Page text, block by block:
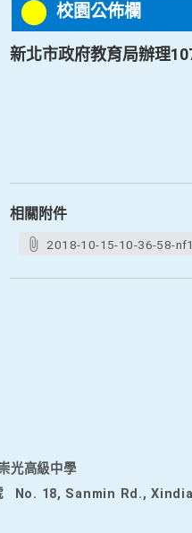
校園公佈欄
新北市政府教育局辦理
相關附件
2018-10-15-10-36-58-
光高級中學
No. 18, Sanmin Rd.,